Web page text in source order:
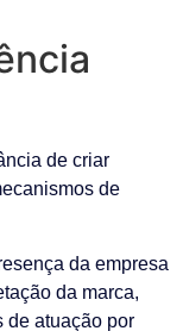
de criar
de
da empresa
da marca,
de atuação por